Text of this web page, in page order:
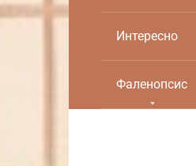
Интересно
Фаленопсис